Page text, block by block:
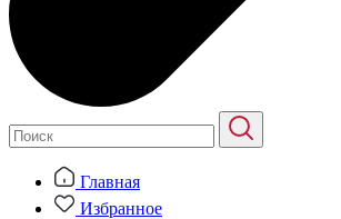
Главная
Избранное